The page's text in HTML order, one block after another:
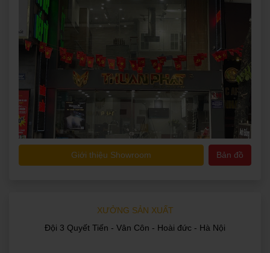
Giới thiệu Showroom Bản đồ
XƯỞNG SẢN XUẤT
Đội 3 Quyết Tiến - Vân Côn - Hoài đức - Hà Nội